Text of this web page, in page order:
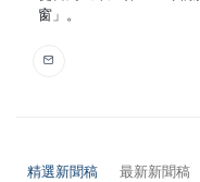
窗」。
精選新聞稿 最新新聞稿